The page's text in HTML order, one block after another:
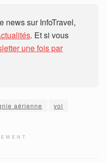
news sur InfoTravel,
. Et si vous
une fois par
aérienne vol